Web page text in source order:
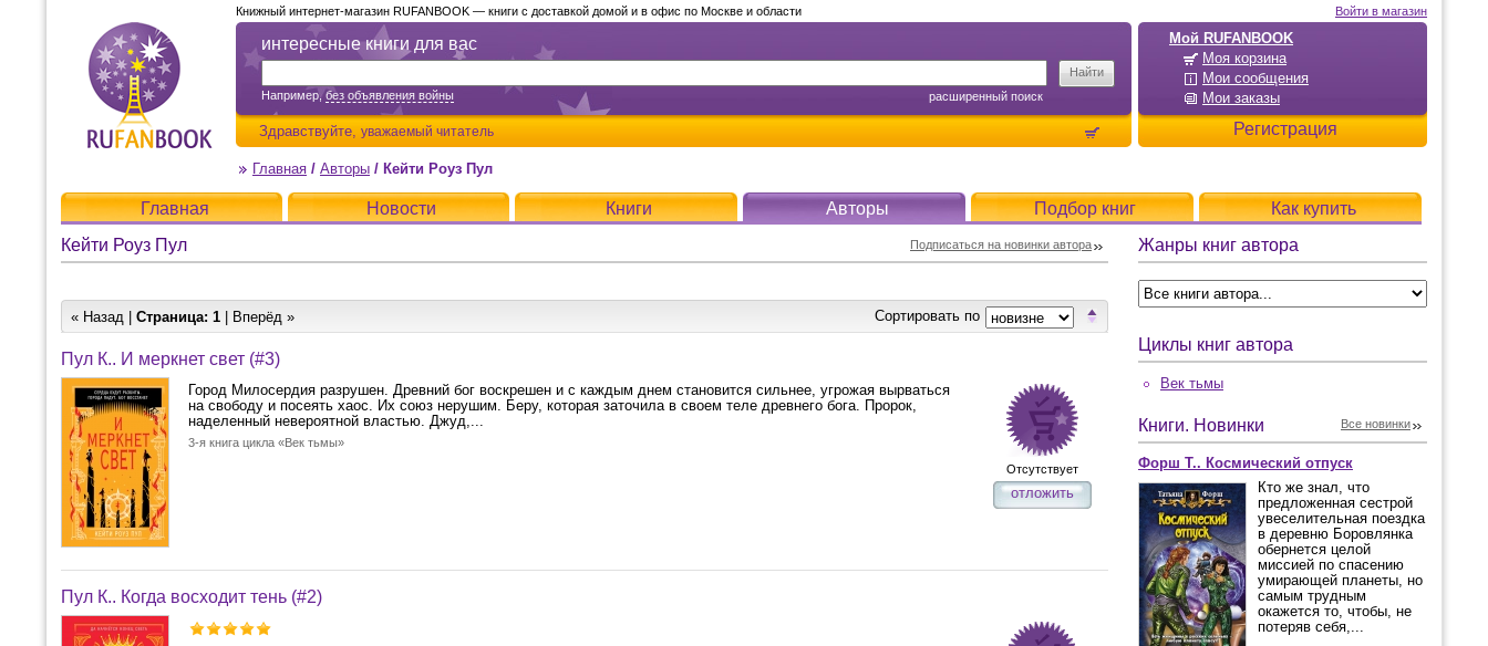
Мой RUFANBOOK
Моя корзина
Мои сообщения
Мои заказы
Регистрация
Войти в магазин
интересные книги для вас
Например,без объявления войны расширенный поиск
Здравствуйте, уважаемый читатель
Книжный интернет-магазин RUFANBOOK — книги с доставкой домой и в офис по Москве и области
Главная / Авторы / Кейти Роуз Пул
Главная Новости Книги Авторы Подбор книг
Как купить
Кейти Роуз Пул
Подписаться на новинки автора
« Назад | Страница: 1 | Вперёд » Сортировать по
Пул К.. И меркнет свет (#3)
Город Милосердия разрушен. Древний бог воскрешен и с каждым днем становится сильнее, угрожая вырваться
на свободу и посеять хаос. Их союз нерушим. Беру, которая заточила в своем теле древнего бога. Пророк,
наделенный невероятной властью. Джуд,...
3-я книга цикла «Век тьмы»
Отсутствует
отложить
Пул К.. Когда восходит тень (#2)
Жанры книг автора
Циклы книг автора
Век тьмы
Книги. Новинки Все новинки
Форш Т.. Космический отпуск
Кто же знал, что
предложенная сестрой
увеселительная поездка
в деревню Боровлянка
обернется целой
миссией по спасению
умирающей планеты, но
самым трудным
окажется то, чтобы, не
потеряв себя,...